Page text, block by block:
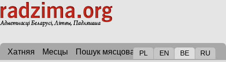
PL EN BE RU
Хатняя Месцы Пошук мясцовасці